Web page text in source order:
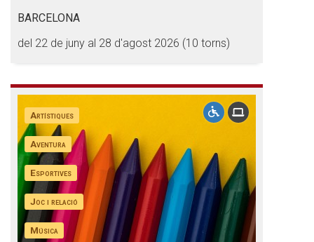
BARCELONA
del 22 de juny al 28 d'agost 2026 (10 torns)
Artístiques
Aventura
Esportives
Joc i relació
Música
Xarxes socials
COL·LABORA
Fes voluntariat
Fes un donatiu
Treballa amb nosaltres